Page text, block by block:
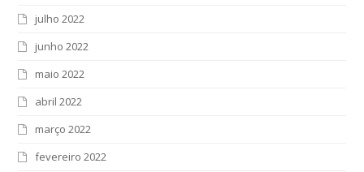
julho 2022
junho 2022
maio 2022
abril 2022
março 2022
fevereiro 2022